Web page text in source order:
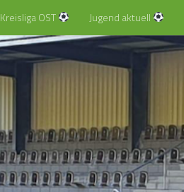
Kreisliga OST Jugend aktuell